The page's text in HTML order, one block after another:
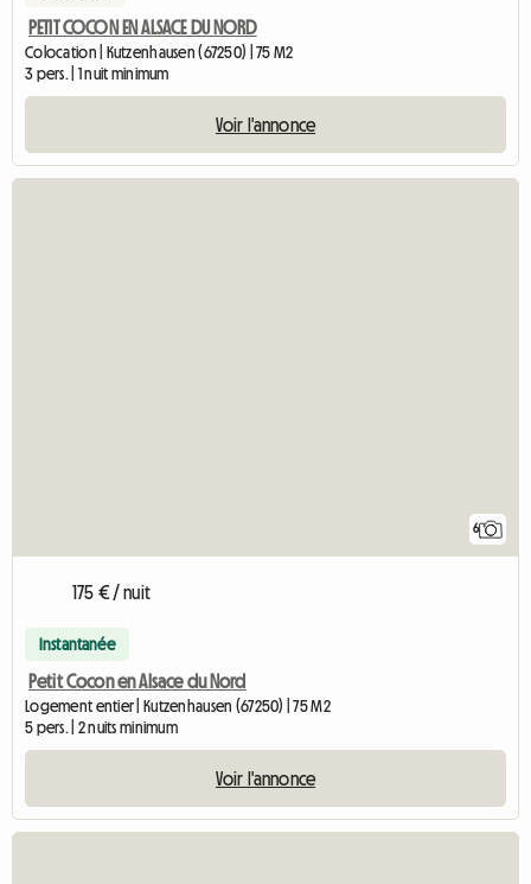
PETIT COCON EN ALSACE DU NORD
Colocation | Kutzenhausen (67250) | 75 M2
3 pers. | 1 nuit minimum
Voir l'annonce
6
175 € / nuit
Instantanée
Petit Cocon en Alsace du Nord
Logement entier | Kutzenhausen (67250) | 75 M2
5 pers. | 2 nuits minimum
Voir l'annonce